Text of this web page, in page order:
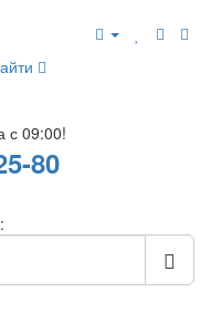
с 09:00!
80